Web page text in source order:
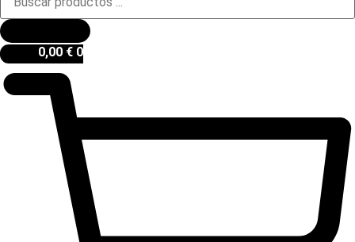
productos
0,00 € 0